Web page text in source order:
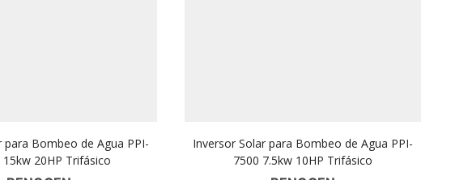
para Bombeo de Agua PPI-
15kw 20HP Trifásico
Inversor Solar para Bombeo de Agua PPI-
7500 7.5kw 10HP Trifásico